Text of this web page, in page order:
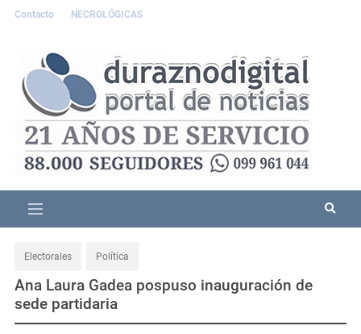
Contacto NECROLÓGICAS
Electorales Política
Ana Laura Gadea pospuso inauguración de
sede partidaria